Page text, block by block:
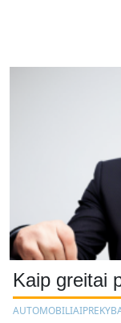
Kaip greitai
AUTOMOBILIAI